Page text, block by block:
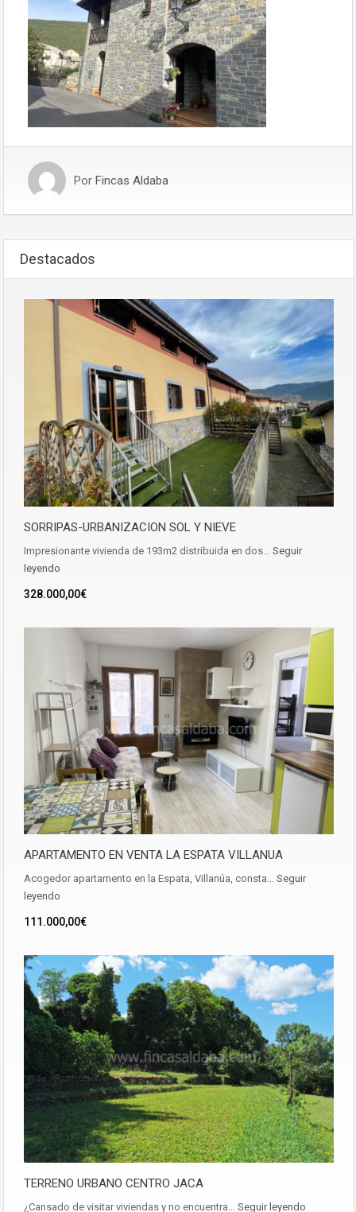
Por Fincas Aldaba
Destacados
SORRIPAS-URBANIZACION SOL Y NIEVE
Impresionante vivienda de 193m2 distribuida en dos… Seguir
leyendo
328.000,00€
APARTAMENTO EN VENTA LA ESPATA VILLANUA
Acogedor apartamento en la Espata, Villanúa, consta… Seguir
leyendo
111.000,00€
TERRENO URBANO CENTRO JACA
¿Cansado de visitar viviendas y no encuentra… Seguir leyendo